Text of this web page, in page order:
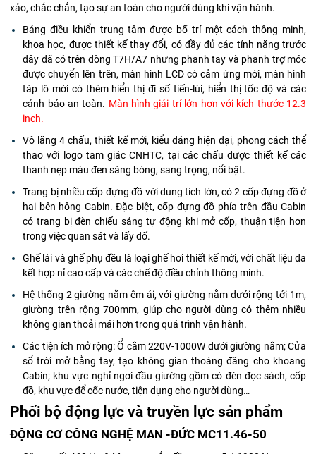
xảo, chắc chắn, tạo sự an toàn cho người dùng khi vận hành.
Bảng điều khiển trung tâm được bố trí một cách thông minh,
khoa học, được thiết kế thay đổi, có đầy đủ các tính năng trước
đây đã có trên dòng T7H/A7 nhưng phanh tay và phanh trợ móc
được chuyển lên trên, màn hình LCD có cảm ứng mới, màn hình
táp lô mới có thêm hiển thị đi số tiến-lùi, hiển thị tốc độ và các
cảnh báo an toàn. Màn hình giải trí lớn hơn với kích thước 12.3
inch.
Vô lăng 4 chấu, thiết kế mới, kiểu dáng hiện đại, phong cách thể
thao với logo tam giác CNHTC, tại các chấu được thiết kế các
thanh nẹp màu đen sáng bóng, sang trọng, nổi bật.
Trang bị nhiều cốp đựng đồ với dung tích lớn, có 2 cốp đựng đồ ở
hai bên hông Cabin. Đặc biệt, cốp đựng đồ phía trên đầu Cabin
có trang bị đèn chiếu sáng tự động khi mở cốp, thuận tiện hơn
trong việc quan sát và lấy đố.
Ghế lái và ghế phụ đều là loại ghế hơi thiết kế mới, với chất liệu da
kết hợp nỉ cao cấp và các chế độ điều chỉnh thông minh.
Hệ thống 2 giường nằm êm ái, với giường nằm dưới rộng tới 1m,
giường trên rộng 700mm, giúp cho người dùng có thêm nhiều
không gian thoải mái hơn trong quá trình vận hành.
Các tiện ích mở rộng: Ổ cắm 220V-1000W dưới giường nằm; Cửa
sổ trời mở bằng tay, tạo không gian thoáng đãng cho khoang
Cabin; khu vực nghỉ ngơi đầu giường gồm có đèn đọc sách, cốp
đồ, khu vực để cốc nước, tiện dụng cho người dùng…
Phối bộ động lực và truyền lực sản phẩm
ĐỘNG CƠ CÔNG NGHỆ MAN -ĐỨC MC11.46-50